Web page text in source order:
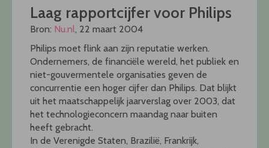
Laag rapportcijfer voor Philips
Bron: Nu.nl, 22 maart 2004
Philips moet flink aan zijn reputatie werken.
Ondernemers, de financiële wereld, het publiek en
niet-gouvermentele organisaties geven de
concurrentie een hoger cijfer dan Philips. Dat blijkt
uit het maatschappelijk jaarverslag over 2003, dat
het technologieconcern maandag naar buiten
heeft gebracht.
In de Verenigde Staten, Brazilië, Frankrijk,